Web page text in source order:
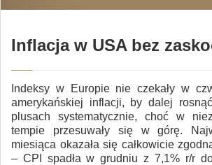
Inflacja w USA bez
Indeksy w Europie nie czekały w
amerykańskiej inflacji, by dalej
plusach systematycznie, choć w
tempie przesuwały się w górę.
miesiąca okazała się całkowicie
– CPI spadła w grudniu z 7,1% r/r